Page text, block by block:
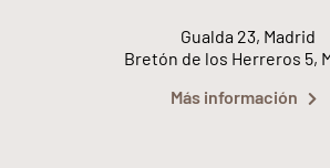
Gualda 23, Madrid
Bretón de los Herreros 5,
Más información